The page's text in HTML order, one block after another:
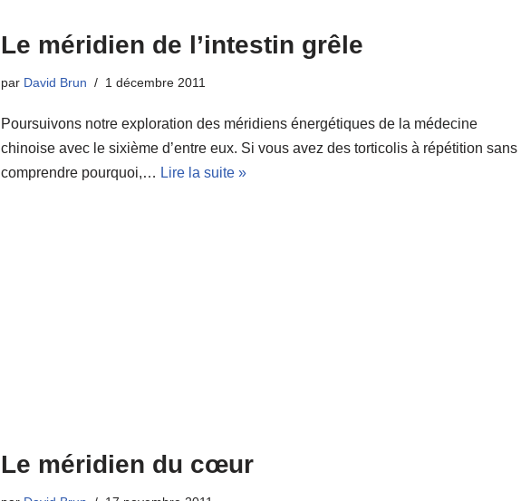
Le méridien de l’intestin grêle
par David Brun 1 décembre 2011
Poursuivons notre exploration des méridiens énergétiques de la médecine
chinoise avec le sixième d’entre eux. Si vous avez des torticolis à répétition sans
comprendre pourquoi,… Lire la suite »
Le méridien du cœur